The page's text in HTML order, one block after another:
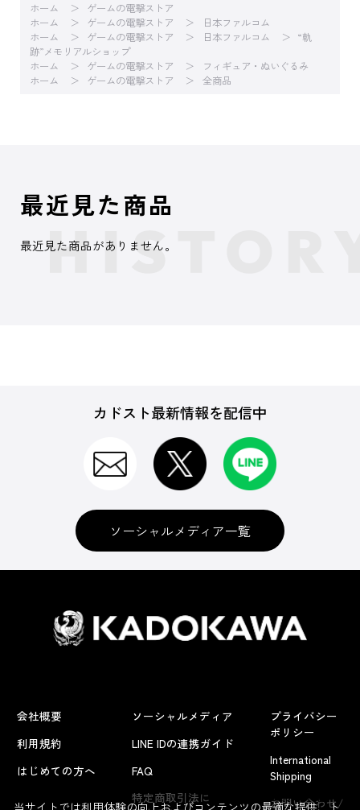
ホーム
ゲームの電撃ストア
ホーム
ゲームの電撃ストア
日本ファルコム
ホーム
ゲームの電撃ストア 日本ファルコム
“軌
跡”メモリアルショップ
ホーム
ゲームの電撃ストア
フィギュア・ぬいぐるみ
ホーム
ゲームの電撃ストア 全商品
よくあるお問い合わせ
最近見た商品
最近見た商品がありません。
カドスト最新情報を配信中
ソーシャルメディア一覧
会社概要
利用規約
はじめての方へ
ソーシャルメディア
LINE IDの連携ガイド
FAQ
特定商取引法に
プライバシー
ポリシー
International
Shipping
お問い合わせ/